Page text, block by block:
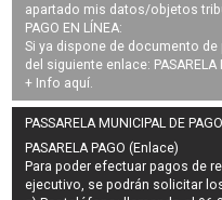
apartado mis datos/objetos
PAGO EN LÍNEA:
Si ya dispone de documento
del siguiente enlace: PASARELA
+ Info aquí.
PASSARELA MUNICIPAL DE
PASARELA PAGO (Enlace)
Para poder efectuar pagos de
ejecutivo, se podrán solicitar